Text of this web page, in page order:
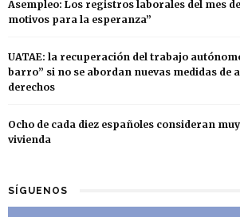
Asempleo: Los registros laborales del mes
motivos para la esperanza”
UATAE: la recuperación del trabajo
barro” si no se abordan nuevas medidas de
derechos
Ocho de cada diez españoles consideran
vivienda
SÍGUENOS